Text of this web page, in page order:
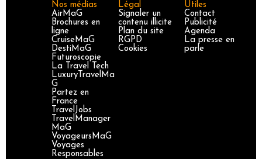
Nos médias
AirMaG
Brochures en
ligne
CruiseMaG
DestiMaG
Futuroscopie
La Travel Tech
LuxuryTravelMa
G
Partez en
France
TravelJobs
TravelManager
MaG
VoyageursMaG
Voyages
Responsables
Légal
Signaler un
contenu illicite
Plan du site
RGPD
Cookies
Utiles
Contact
Publicité
Agenda
La presse en
parle